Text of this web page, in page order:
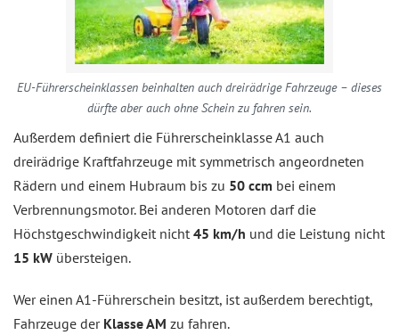
EU-Führerscheinklassen beinhalten auch dreirädrige Fahrzeuge – dieses
dürfte aber auch ohne Schein zu fahren sein.
Außerdem definiert die Führerscheinklasse A1 auch
dreirädrige Kraftfahrzeuge mit symmetrisch angeordneten
Rädern und einem Hubraum bis zu 50 ccm bei einem
Verbrennungsmotor. Bei anderen Motoren darf die
Höchstgeschwindigkeit nicht 45 km/h und die Leistung nicht
15 kW übersteigen.
Wer einen A1-Führerschein besitzt, ist außerdem berechtigt,
Fahrzeuge der Klasse AM zu fahren.